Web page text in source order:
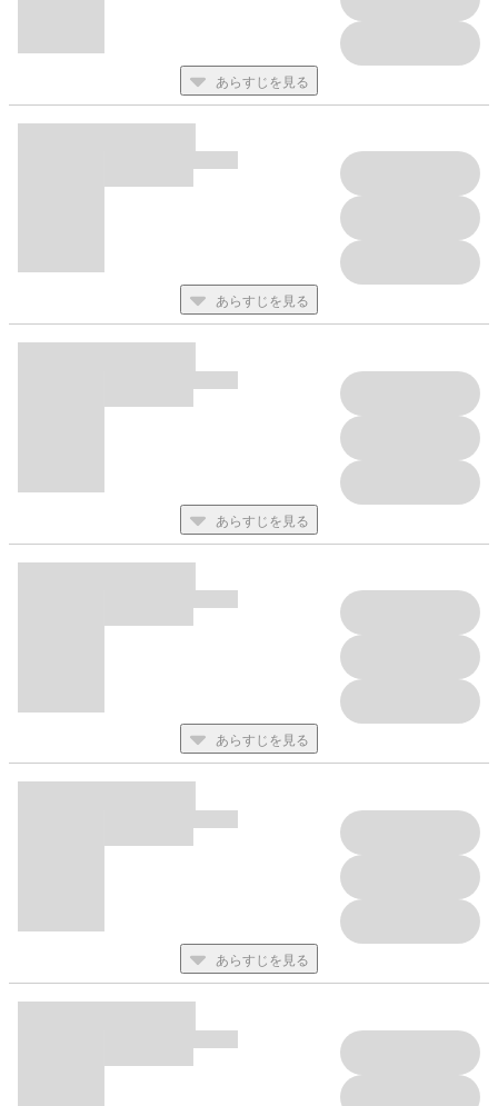
あらすじを見る
あらすじを見る
あらすじを見る
あらすじを見る
あらすじを見る